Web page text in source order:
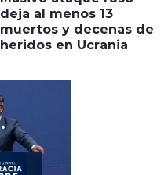
deja al menos 13
muertos y decenas de
heridos en Ucrania